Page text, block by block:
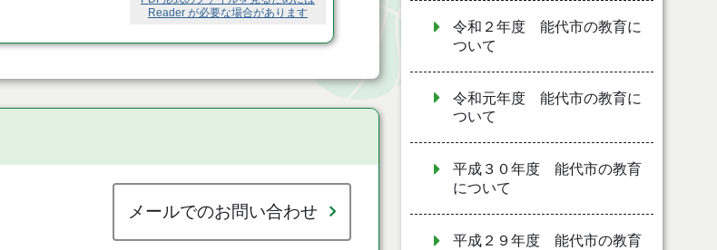
Reader が必要な場合があります
メールでのお問い合わせ
令和２年度 能代市の教育に
ついて
令和元年度 能代市の教育に
ついて
平成３０年度 能代市の教育
について
平成２９年度 能代市の教育